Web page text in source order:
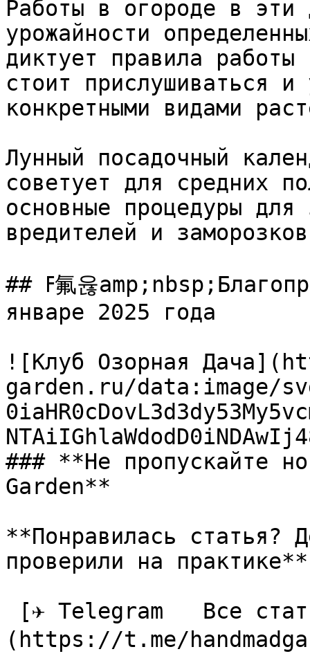
Работы в огороде в эти
урожайности
диктует правила
стоит прислушиваться
конкретными видами
Лунный посадочный
советует для средних
основные процедуры
вредителей и
## ߓ氟윦amp;nbsp;Благоприятные посадочные дни в
январе 2025 года
![Клуб Озорная
garden.ru/data:image/
### **Не пропускайте
Garden**
**Понравилась статья?
проверили на практике**
(https://t.me/